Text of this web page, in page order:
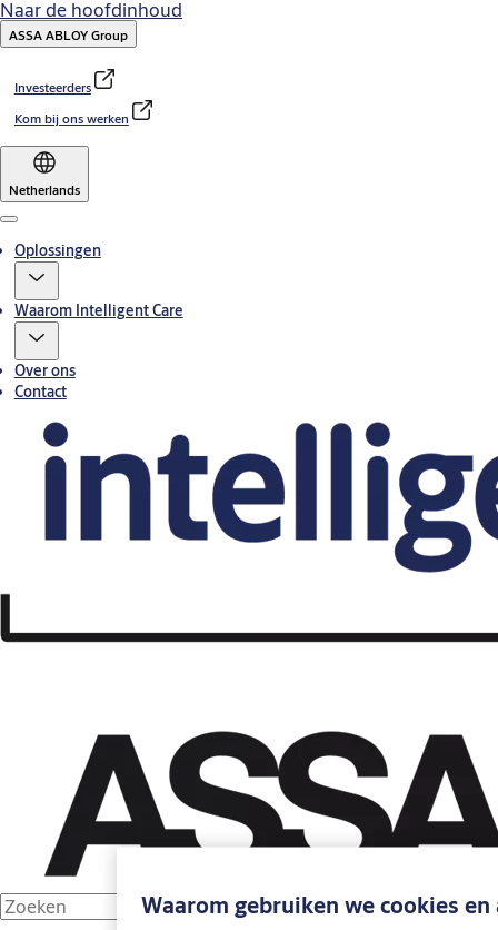
Naar de hoofdinhoud
ASSA ABLOY Group
Investeerders
Kom bij ons werken
Netherlands
Menu
Oplossingen
Waarom Intelligent Care
Over ons
Contact
Waarom gebruiken we cookies